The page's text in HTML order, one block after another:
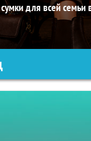
для всей семьи